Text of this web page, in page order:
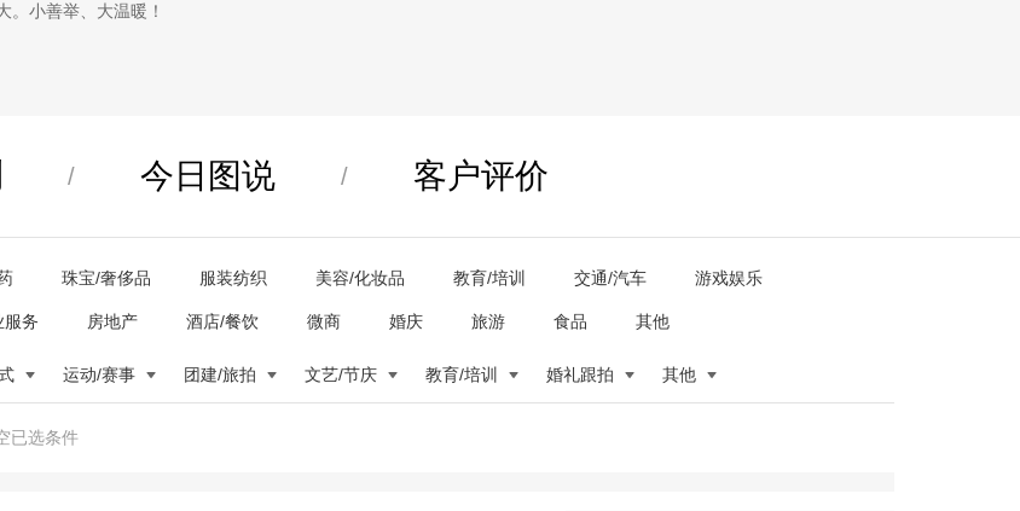
。小善举、大温暖！
/ 今日图说 / 客户评价
珠宝/奢侈品 服装纺织 美容/化妆品 教育/培训 交通/汽车 游戏娱乐
服务 房地产 酒店/餐饮 微商 婚庆 旅游 食品 其他
运动/赛事 团建/旅拍 文艺/节庆 教育/培训 婚礼跟拍 其他
已选条件